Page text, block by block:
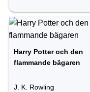
Harry Potter och den
flammande bägaren
J. K. Rowling